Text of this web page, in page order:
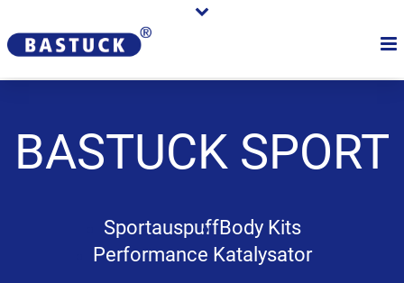
BASTUCK SPORT
SportauspuffBody Kits
Performance Katalysator